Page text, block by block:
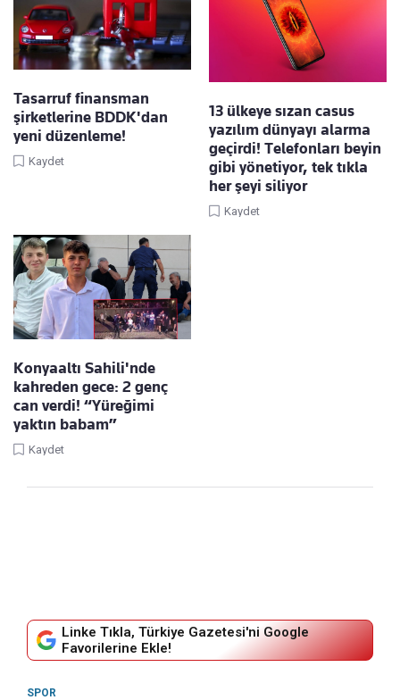
Tasarruf finansman
şirketlerine BDDK'dan
yeni düzenleme!
Kaydet
13 ülkeye sızan casus
yazılım dünyayı alarma
geçirdi! Telefonları beyin
gibi yönetiyor, tek tıkla
her şeyi siliyor
Kaydet
Konyaaltı Sahili'nde
kahreden gece: 2 genç
can verdi! “Yüreğimi
yaktın babam”
Kaydet
Linke Tıkla, Türkiye Gazetesi'ni Google
Favorilerine Ekle!
SPOR